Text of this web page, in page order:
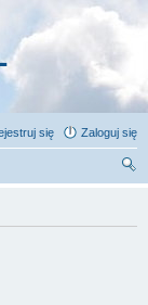
Zaloguj się
się